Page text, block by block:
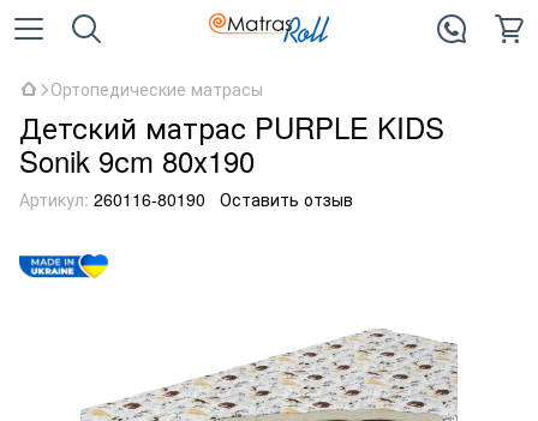
Ортопедические матрасы
Детский матрас PURPLE KIDS
Sonik 9сm 80х190
Артикул: 260116-80190 Оставить отзыв